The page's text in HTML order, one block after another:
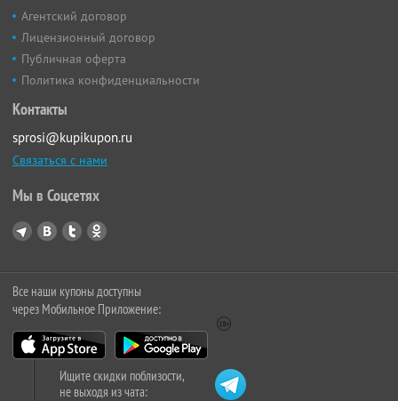
Агентский договор
Лицензионный договор
Публичная оферта
Политика конфиденциальности
Контакты
sprosi@kupikupon.ru
Связаться с нами
Мы в Соцсетях
Все наши купоны доступны
через Мобильное Приложение:
Ищите скидки поблизости,
не выходя из чата: